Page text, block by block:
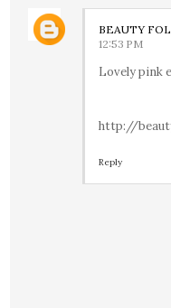
BEAUTY
12:53 PM
Lovely pink
http://
Reply